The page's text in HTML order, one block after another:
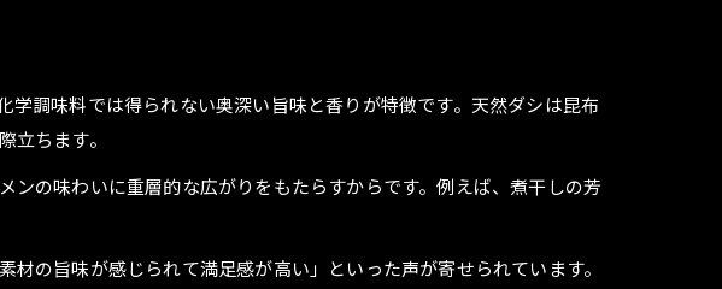
のチェック法
け方ガイド
すめ
ダシラーメン
然ダシが最適
康的理由とは
調味料では得られない奥深い旨味と香りが特徴です。天然ダシは昆布
立ちます。
の味わいに重層的な広がりをもたらすからです。例えば、煮干しの芳
の旨味が感じられて満足感が高い」といった声が寄せられています。